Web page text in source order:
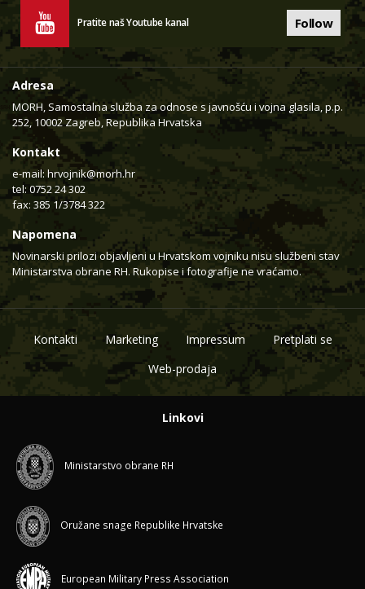
Pratite naš Youtube kanal Follow
Adresa
MORH, Samostalna služba za odnose s javnošću i vojna glasila, p.p.
252, 10002 Zagreb, Republika Hrvatska
Kontakt
e-mail: hrvojnik@morh.hr
tel: 0752 24 302
fax: 385 1/3784 322
Napomena
Novinarski prilozi objavljeni u Hrvatskom vojniku nisu službeni stav
Ministarstva obrane RH. Rukopise i fotografije ne vraćamo.
Kontakti Marketing Impressum
Pretplati se
Web-prodaja
Linkovi
Ministarstvo obrane RH
Oružane snage Republike Hrvatske
European Military Press Association